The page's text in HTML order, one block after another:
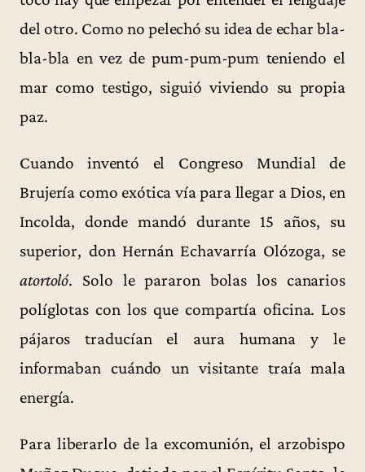
del otro. Como no pelechó su idea de echar bla-
bla-bla en vez de pum-pum-pum teniendo el
mar como testigo, siguió viviendo su propia
paz.
Cuando inventó el Congreso Mundial de
Brujería como exótica vía para llegar a Dios, en
Incolda, donde mandó durante 15 años, su
superior, don Hernán Echavarría Olózoga, se
atortoló. Solo le pararon bolas los canarios
políglotas con los que compartía oficina. Los
pájaros traducían el aura humana y le
informaban cuándo un visitante traía mala
energía.
Para liberarlo de la excomunión, el arzobispo